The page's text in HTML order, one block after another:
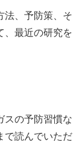
法、予防策、そ
、最近の研究を
スの予防習慣な
で読んでいただ